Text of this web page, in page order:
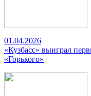
01.04.2026
«Кузбасс» выиграл
«Горького»